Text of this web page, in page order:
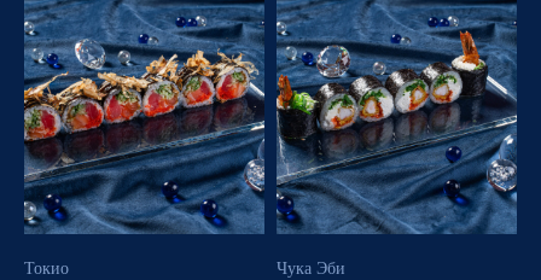
Токио Чука Эби